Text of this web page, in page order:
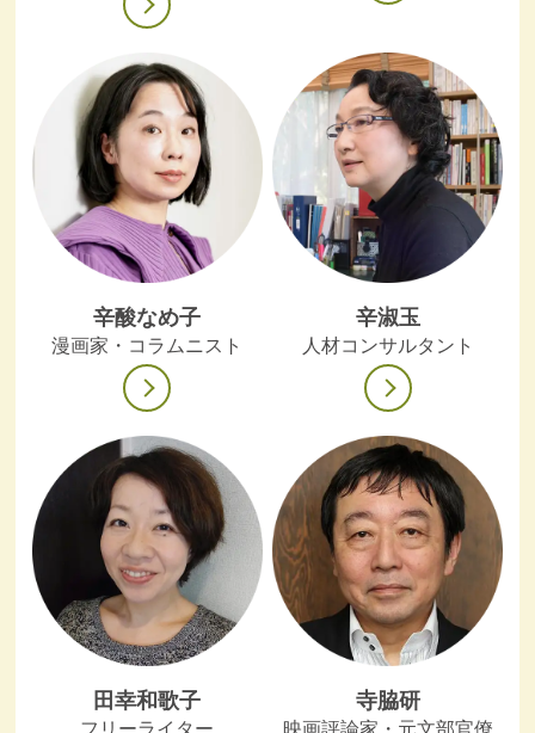
辛酸なめ子
漫画家・コラムニスト
辛淑玉
人材コンサルタント
田幸和歌子 寺脇研